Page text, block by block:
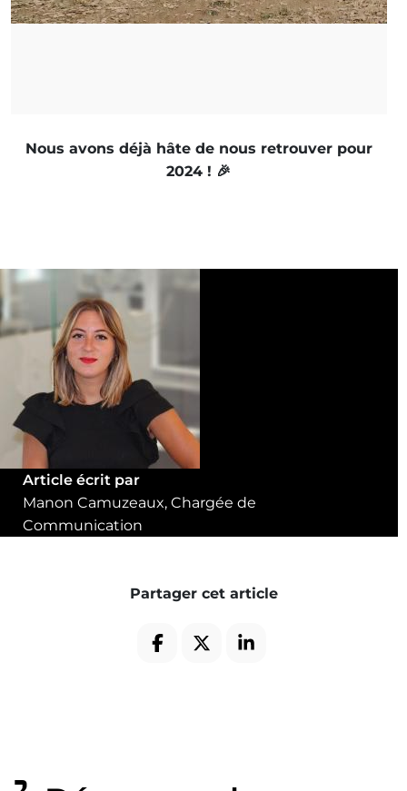
Nous avons déjà hâte de nous retrouver pour
2024 ! 🎉
Article écrit par
Manon Camuzeaux, Chargée de
Communication
Partager cet article